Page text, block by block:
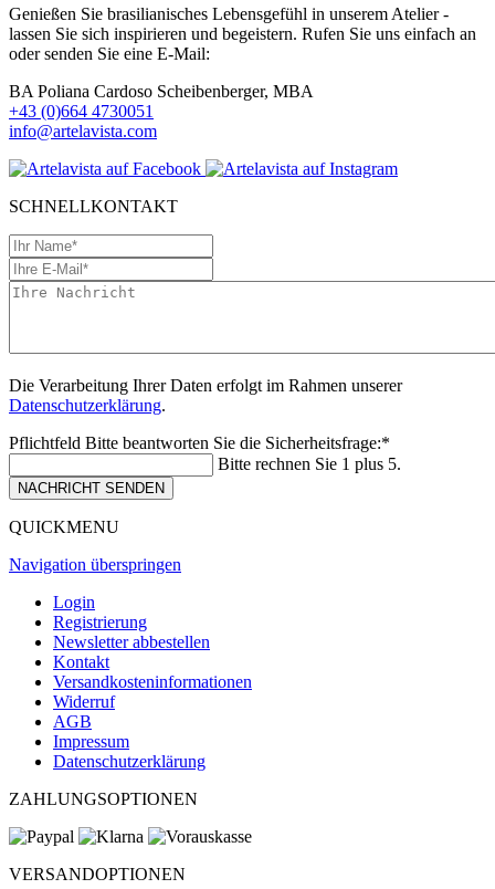
Genießen Sie brasilianisches Lebensgefühl in unserem Atelier -
lassen Sie sich inspirieren und begeistern. Rufen Sie uns einfach an
oder senden Sie eine E-Mail:
BA Poliana Cardoso Scheibenberger, MBA
+43 (0)664 4730051
info@artelavista.com
SCHNELLKONTAKT
Die Verarbeitung Ihrer Daten erfolgt im Rahmen unserer
Datenschutzerklärung.
Pflichtfeld Bitte beantworten Sie die Sicherheitsfrage:*
Bitte rechnen Sie 1 plus 5.
NACHRICHT SENDEN
QUICKMENU
Navigation überspringen
Login
Registrierung
Newsletter abbestellen
Kontakt
Versandkosteninformationen
Widerruf
AGB
Impressum
Datenschutzerklärung
ZAHLUNGSOPTIONEN
VERSANDOPTIONEN